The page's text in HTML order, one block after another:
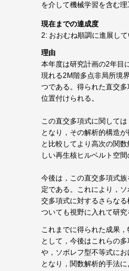
を介して機械学習を含む
現在までの達成度
2: おおむね順調に進展して
理由
本年度は研究計画の2年目
現れる2M階多点非局所境
つである。得られた直交
位置付けられる。
この直交多項式に関して
となり，その解析的構造
と比較してより高次の関
しい再生核ヒルベルト空
今後は，この直交多項式
定である。これにより，
交多項式に対するさらな
ついても視野に入れて研究
これまでに得られた成果
として，今後はこれらの
や，ソボレフ型不等式に
となり，関数解析的手法